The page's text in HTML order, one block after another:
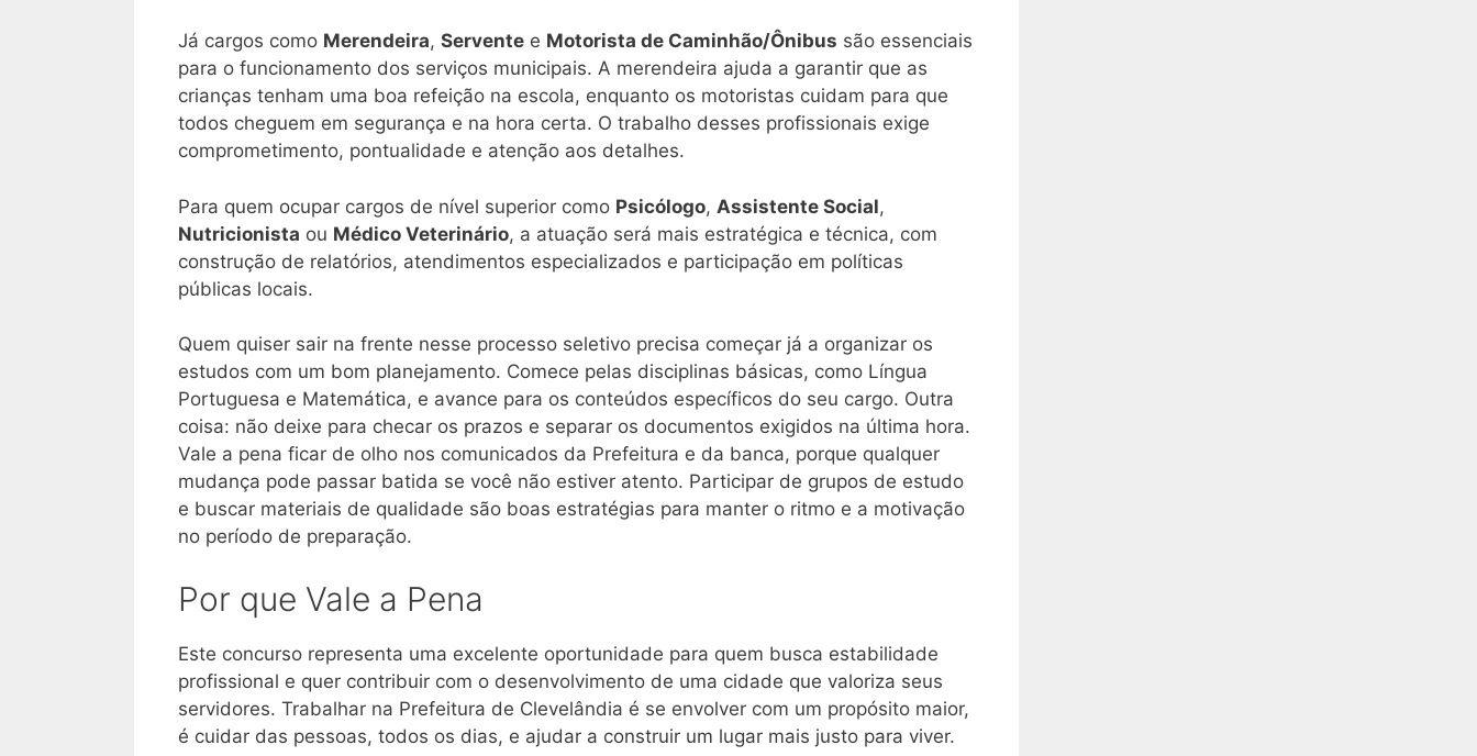
Já cargos como Merendeira, Servente e Motorista de Caminhão/Ônibus são essenciais
para o funcionamento dos serviços municipais. A merendeira ajuda a garantir que as
crianças tenham uma boa refeição na escola, enquanto os motoristas cuidam para que
todos cheguem em segurança e na hora certa. O trabalho desses profissionais exige
comprometimento, pontualidade e atenção aos detalhes.
Para quem ocupar cargos de nível superior como Psicólogo, Assistente Social,
Nutricionista ou Médico Veterinário, a atuação será mais estratégica e técnica, com
construção de relatórios, atendimentos especializados e participação em políticas
públicas locais.
Quem quiser sair na frente nesse processo seletivo precisa começar já a organizar os
estudos com um bom planejamento. Comece pelas disciplinas básicas, como Língua
Portuguesa e Matemática, e avance para os conteúdos específicos do seu cargo. Outra
coisa: não deixe para checar os prazos e separar os documentos exigidos na última hora.
Vale a pena ficar de olho nos comunicados da Prefeitura e da banca, porque qualquer
mudança pode passar batida se você não estiver atento. Participar de grupos de estudo
e buscar materiais de qualidade são boas estratégias para manter o ritmo e a motivação
no período de preparação.
Por que Vale a Pena
Este concurso representa uma excelente oportunidade para quem busca estabilidade
profissional e quer contribuir com o desenvolvimento de uma cidade que valoriza seus
servidores. Trabalhar na Prefeitura de Clevelândia é se envolver com um propósito maior,
é cuidar das pessoas, todos os dias, e ajudar a construir um lugar mais justo para viver.